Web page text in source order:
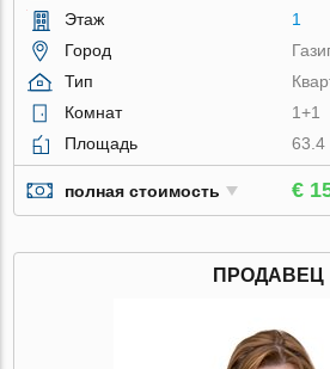
Этаж
1
Город
Тип
Комнат
1+1
Площадь
63.4
полная стоимость €
ПРОДАВЕЦ